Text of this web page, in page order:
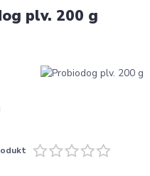
plv. 200 g